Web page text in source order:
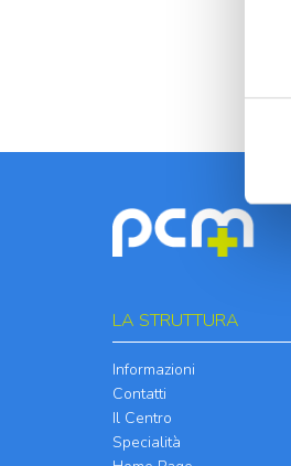
LA STRUTTURA
Informazioni
Contatti
Il Centro
Specialità